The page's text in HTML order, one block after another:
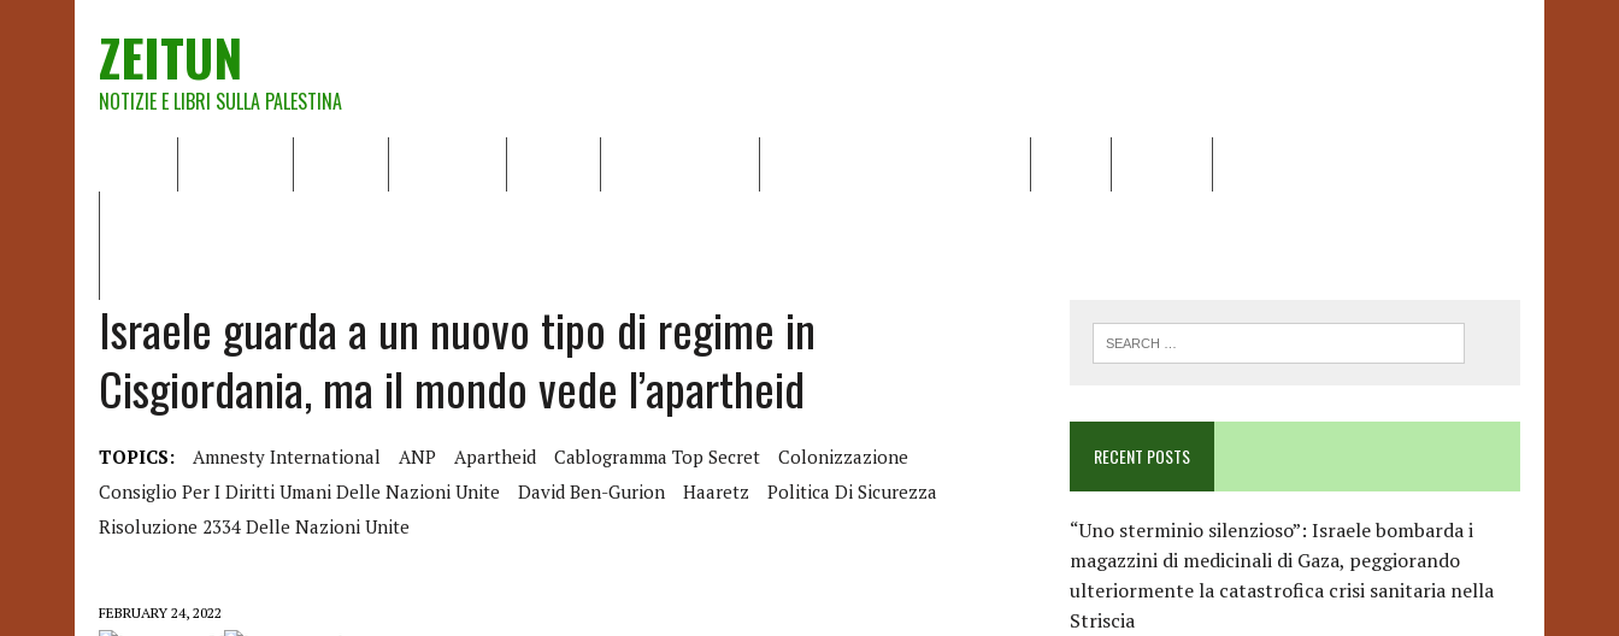
ZEITUN
NOTIZIE E LIBRI SULLA PALESTINA
Israele guarda a un nuovo tipo di regime in
Cisgiordania, ma il mondo vede l’apartheid
TOPICS: Amnesty International ANP Apartheid Cablogramma Top Secret
Colonizzazione
Consiglio Per I Diritti Umani Delle Nazioni Unite
David Ben-Gurion Haaretz
Politica Di Sicurezza
Risoluzione 2334 Delle Nazioni Unite
FEBRUARY 24, 2022
RECENT POSTS
“Uno sterminio silenzioso”: Israele bombarda i
magazzini di medicinali di Gaza, peggiorando
ulteriormente la catastrofica crisi sanitaria nella
Striscia